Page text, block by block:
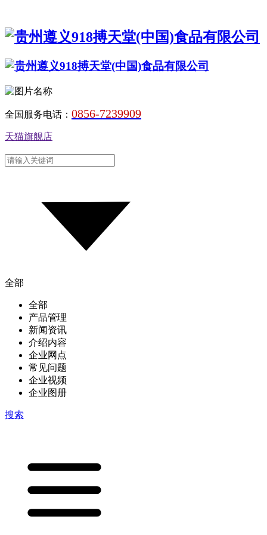
全国服务电话： 0856-7239909
天猫旗舰店
全部
全部
产品管理
新闻资讯
介绍内容
企业网点
常见问题
企业视频
企业图册
搜索